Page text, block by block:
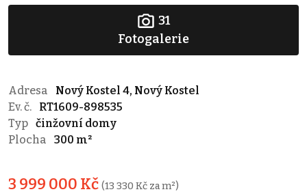
31
Fotogalerie
Adresa
Nový Kostel 4, Nový Kostel
Ev. č.
RT1609-898535
Typ činžovní domy
Plocha
300 m²
3 999 000 Kč (13 330 Kč za m²)